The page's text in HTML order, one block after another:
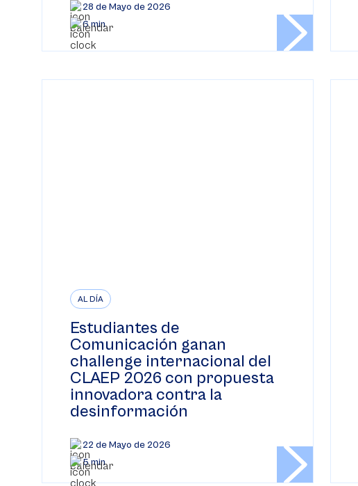
28 de Mayo de 2026
6 min
AL DÍA
Estudiantes de
Comunicación ganan
challenge internacional del
CLAEP 2026 con propuesta
innovadora contra la
desinformación
22 de Mayo de 2026
5 min